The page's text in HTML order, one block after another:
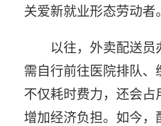
关爱新就业形态劳动者。
以往，外卖配送员
需自行前往医院排队、
不仅耗时费力，还会占
增加经济负担。如今，